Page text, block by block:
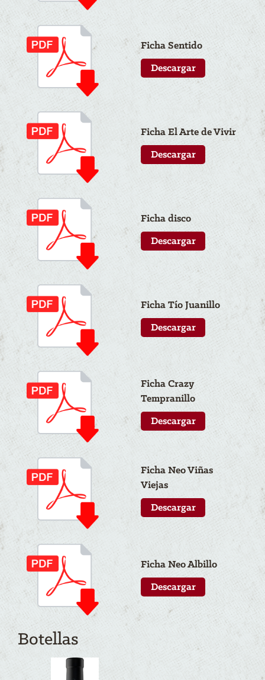
Ficha Sentido
Descargar
Ficha El Arte de Vivir
Descargar
Ficha disco
Descargar
Ficha Tío Juanillo
Descargar
Ficha Crazy
Tempranillo
Descargar
Ficha NeoViñas
Viejas
Descargar
Ficha NeoAlbillo
Descargar
Botellas